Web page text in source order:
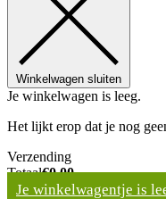
Winkelwagen sluiten
Je winkelwagen is leeg.
Het lijkt erop dat je nog
Verzending
Totaal€0,00
Je winkelwagentje is